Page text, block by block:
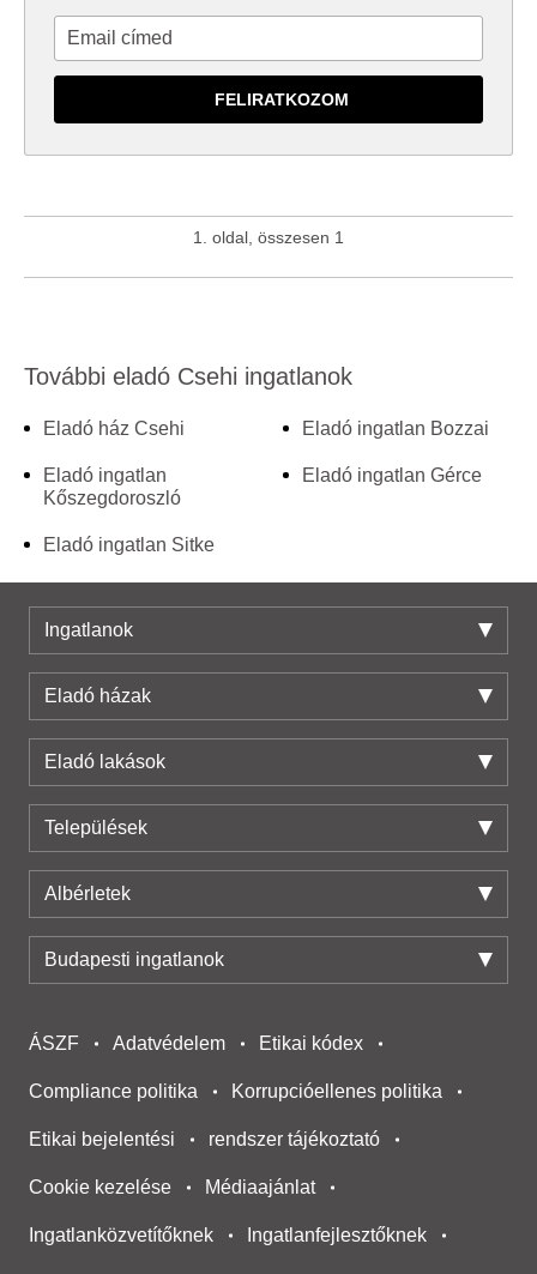
1. oldal, összesen 1
További eladó Csehi ingatlanok
Eladó ház Csehi
Eladó ingatlan
Kőszegdoroszló
Eladó ingatlan Sitke
Eladó ingatlan Bozzai
Eladó ingatlan Gérce
Ingatlanok
Eladó házak
Eladó lakások
Települések
Albérletek
Budapesti ingatlanok
ÁSZF Adatvédelem Etikai kódex
Compliance politika Korrupcióellenes politika
Etikai bejelentési rendszer tájékoztató
Cookie kezelése Médiaajánlat
Ingatlanközvetítőknek Ingatlanfejlesztőknek